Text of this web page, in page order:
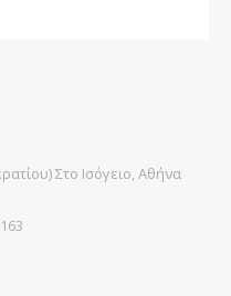
Στο Ισόγειο, Αθήνα